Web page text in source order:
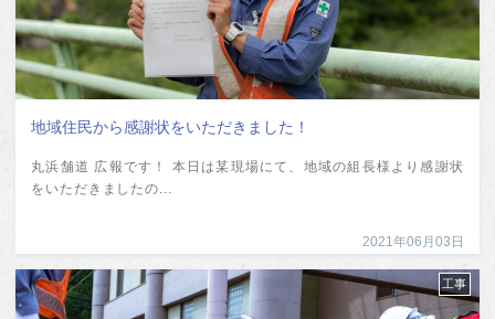
地域住民から感謝状をいただきました！
丸浜舗道 広報です！ 本日は某現場にて、地域の組長様より感謝状
をいただきましたの...
2021年06月03日
工事